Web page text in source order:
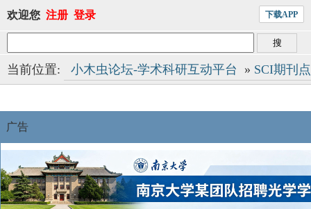
欢迎您 注册 登录 下载APP
当前位置: 小木虫论坛-学术科研互动平台 » SCI期刊
广告